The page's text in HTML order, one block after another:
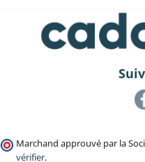
Marchand approuvé par la
vérifier.